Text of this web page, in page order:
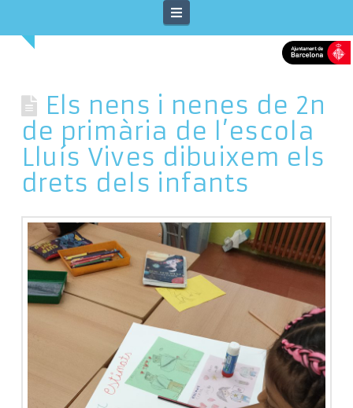
Navigation
Els nens i nenes de 2n
de primària de l’escola
Lluís Vives dibuixem els
drets dels infants